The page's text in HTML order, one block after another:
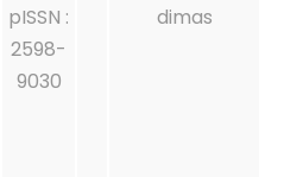
pISSN :
2598-
9030
dimas